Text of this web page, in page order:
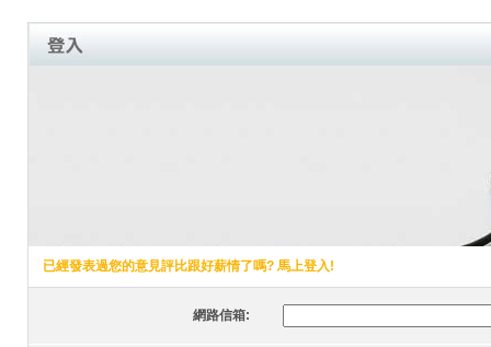
已經發表過您的意見評比跟好薪情了嗎? 馬上登入!
網路信箱: